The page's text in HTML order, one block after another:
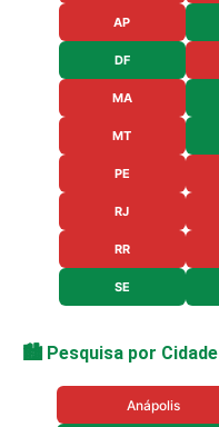
AP
DF
MA
MT
PE
RJ
RR
SE
🏙️ Pesquisa por Cidade
Anápolis